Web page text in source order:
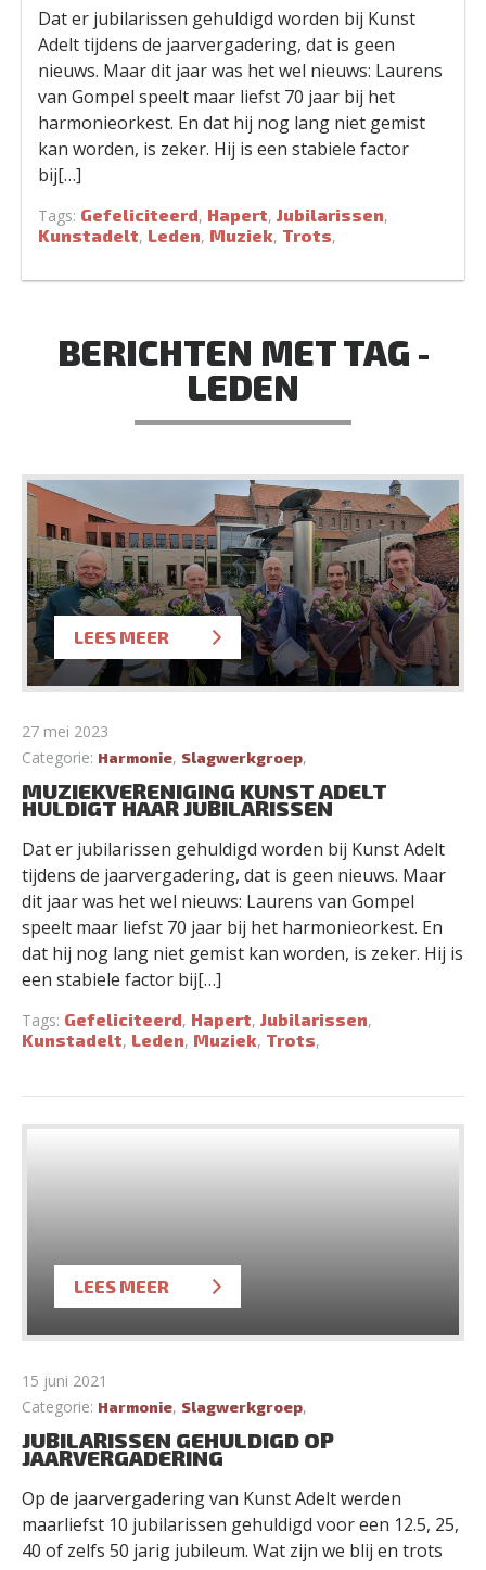
Dat er jubilarissen gehuldigd worden bij Kunst
Adelt tijdens de jaarvergadering, dat is geen
nieuws. Maar dit jaar was het wel nieuws: Laurens
van Gompel speelt maar liefst 70 jaar bij het
harmonieorkest. En dat hij nog lang niet gemist
kan worden, is zeker. Hij is een stabiele factor
bij[…]
Tags: Gefeliciteerd, Hapert, Jubilarissen,
Kunstadelt, Leden, Muziek, Trots,
BERICHTEN MET TAG -
LEDEN
LEES MEER
27 mei 2023
Categorie: Harmonie, Slagwerkgroep,
MUZIEKVERENIGING KUNST ADELT
HULDIGT HAAR JUBILARISSEN
Dat er jubilarissen gehuldigd worden bij Kunst Adelt
tijdens de jaarvergadering, dat is geen nieuws. Maar
dit jaar was het wel nieuws: Laurens van Gompel
speelt maar liefst 70 jaar bij het harmonieorkest. En
dat hij nog lang niet gemist kan worden, is zeker. Hij is
een stabiele factor bij[…]
Tags: Gefeliciteerd, Hapert, Jubilarissen,
Kunstadelt, Leden, Muziek, Trots,
LEES MEER
15 juni 2021
Categorie: Harmonie, Slagwerkgroep,
JUBILARISSEN GEHULDIGD OP
JAARVERGADERING
Op de jaarvergadering van Kunst Adelt werden
maarliefst 10 jubilarissen gehuldigd voor een 12.5, 25,
40 of zelfs 50 jarig jubileum. Wat zijn we blij en trots